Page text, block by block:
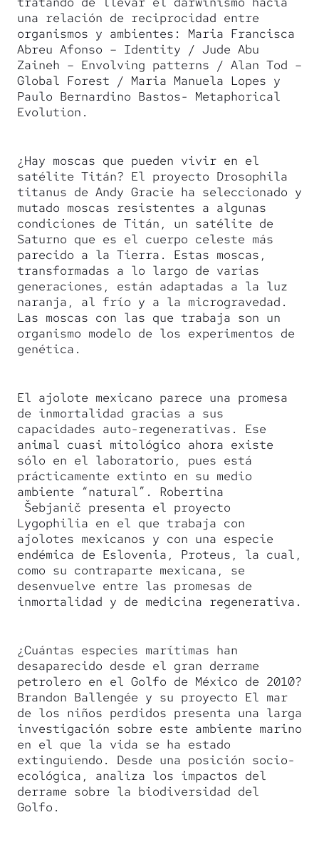
una relación de reciprocidad entre
organismos y ambientes: Maria Francisca
Abreu Afonso – Identity / Jude Abu
Zaineh – Envolving patterns / Alan Tod –
Global Forest / Maria Manuela Lopes y
Paulo Bernardino Bastos- Metaphorical
Evolution.
¿Hay moscas que pueden vivir en el
satélite Titán? El proyecto Drosophila
titanus de Andy Gracie ha seleccionado y
mutado moscas resistentes a algunas
condiciones de Titán, un satélite de
Saturno que es el cuerpo celeste más
parecido a la Tierra. Estas moscas,
transformadas a lo largo de varias
generaciones, están adaptadas a la luz
naranja, al frío y a la microgravedad.
Las moscas con las que trabaja son un
organismo modelo de los experimentos de
genética.
El ajolote mexicano parece una promesa
de inmortalidad gracias a sus
capacidades auto-regenerativas. Ese
animal cuasi mitológico ahora existe
sólo en el laboratorio, pues está
prácticamente extinto en su medio
ambiente “natural”. Robertina
Šebjanič presenta el proyecto
Lygophilia en el que trabaja con
ajolotes mexicanos y con una especie
endémica de Eslovenia, Proteus, la cual,
como su contraparte mexicana, se
desenvuelve entre las promesas de
inmortalidad y de medicina regenerativa.
¿Cuántas especies marítimas han
desaparecido desde el gran derrame
petrolero en el Golfo de México de 2010?
Brandon Ballengée y su proyecto El mar
de los niños perdidos presenta una larga
investigación sobre este ambiente marino
en el que la vida se ha estado
extinguiendo. Desde una posición socio-
ecológica, analiza los impactos del
derrame sobre la biodiversidad del
Golfo.